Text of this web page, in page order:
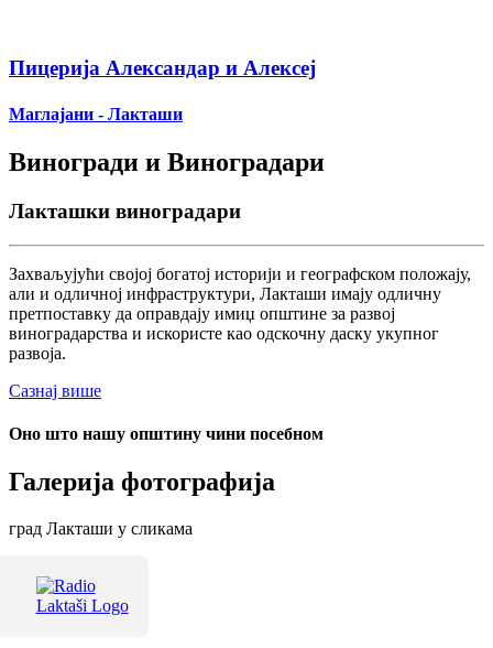
Пицерија Александар и Алексеј
Маглајани - Лакташи
Виногради и Виноградари
Лакташки виноградари
Захваљујући својој богатој историји и географском положају,
али и одличној инфраструктури, Лакташи имају одличну
претпоставку да оправдају имиџ општине за развој
виноградарства и искористе као одскочну даску укупног
развоја.
Сазнај више
Оно што нашу општину чини посебном
Галерија фотографија
град Лакташи у сликама
Терме Лакташи